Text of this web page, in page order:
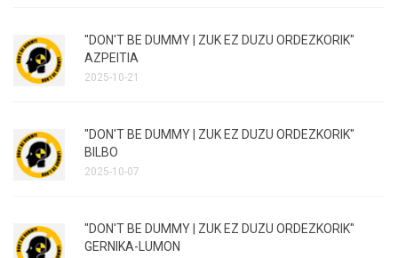
"DON'T BE DUMMY | ZUK EZ DUZU ORDEZKORIK"
AZPEITIA
2025-10-21
"DON'T BE DUMMY | ZUK EZ DUZU ORDEZKORIK"
BILBO
2025-10-07
"DON'T BE DUMMY | ZUK EZ DUZU ORDEZKORIK"
GERNIKA-LUMON